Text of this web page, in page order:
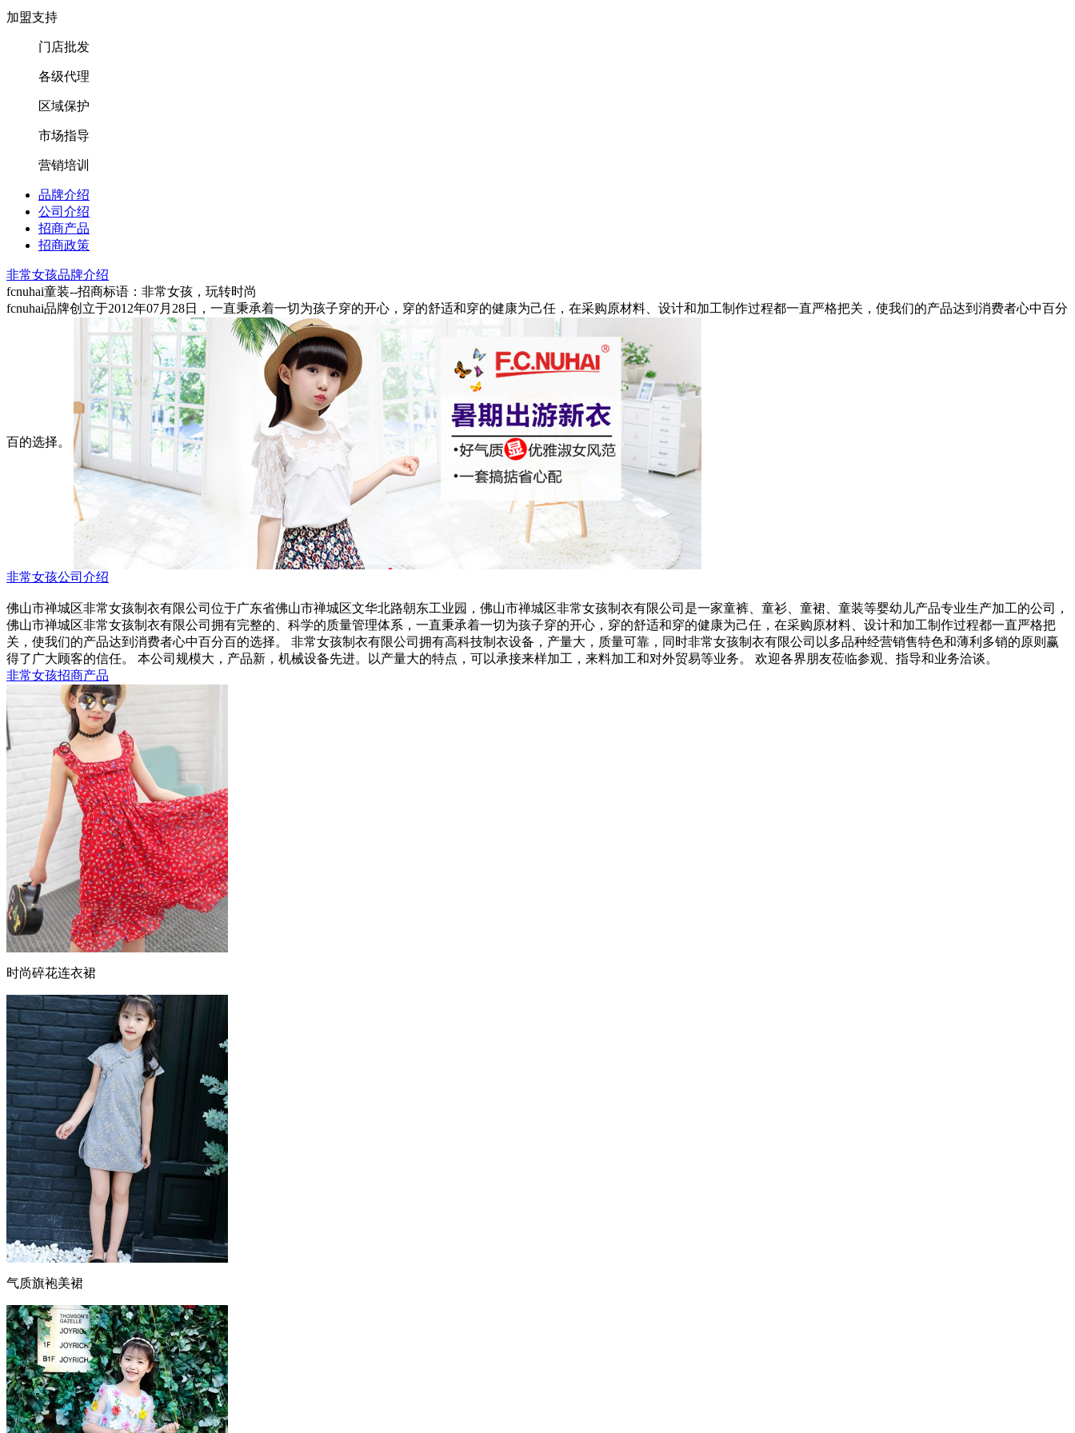
加盟支持
门店批发
各级代理
区域保护
市场指导
营销培训
品牌介绍
公司介绍
招商产品
招商政策
非常女孩品牌介绍
fcnuhai童装--招商标语： 非常女孩，玩转时尚
fcnuhai品牌创立于2012年07月28日，一直秉承着一切为孩子穿的开心，穿的舒适和穿的健康为己任，在采购原材料、设计和加工制作过程都一直严格把关，使我们的产品达到消费者心中百分
百的选择。
非常女孩公司介绍
佛山市禅城区非常女孩制衣有限公司位于广东省佛山市禅城区文华北路朝东工业园，佛山市禅城区非常女孩制衣有限公司是一家童裤、童衫、童裙、童装等婴幼儿产品专业生产加工的公司，
佛山市禅城区非常女孩制衣有限公司拥有完整的、科学的质量管理体系，一直秉承着一切为孩子穿的开心，穿的舒适和穿的健康为己任，在采购原材料、设计和加工制作过程都一直严格把
关，使我们的产品达到消费者心中百分百的选择。 非常女孩制衣有限公司拥有高科技制衣设备，产量大，质量可靠，同时非常女孩制衣有限公司以多品种经营销售特色和薄利多销的原则赢
得了广大顾客的信任。 本公司规模大，产品新，机械设备先进。以产量大的特点，可以承接来样加工，来料加工和对外贸易等业务。 欢迎各界朋友莅临参观、指导和业务洽谈。
非常女孩招商产品
时尚碎花连衣裙
气质旗袍美裙